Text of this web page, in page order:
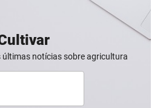
últimas notícias sobre agricultura